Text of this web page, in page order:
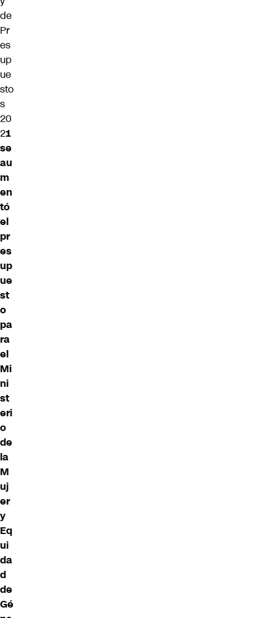
de
Pr
es
up
ue
sto
s
20
21
se
au
m
en
tó
el
pr
es
up
ue
st
o
pa
ra
el
Mi
ni
st
eri
o
de
la
M
uj
er
y
Eq
ui
da
d
de
Gé